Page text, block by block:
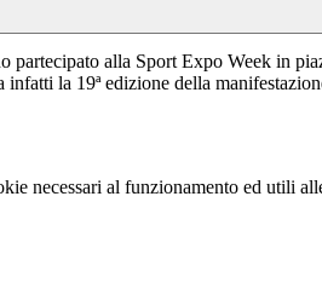
partecipato alla Sport Expo Week in
la 19ª edizione della
necessari al funzionamento ed utili